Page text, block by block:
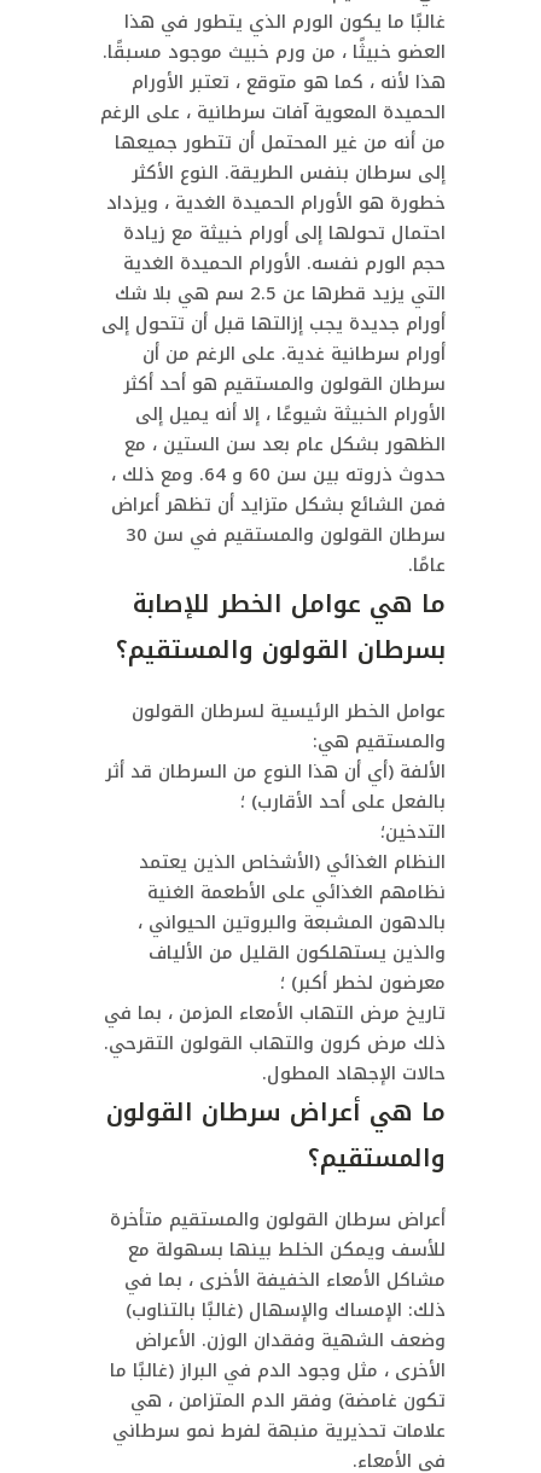
غالبًا ما يكون الورم الذي يتطور في هذا
العضو خبيثًا ، من ورم خبيث موجود مسبقًا.
هذا لأنه ، كما هو متوقع ، تعتبر الأورام
الحميدة المعوية آفات سرطانية ، على الرغم
من أنه من غير المحتمل أن تتطور جميعها
إلى سرطان بنفس الطريقة. النوع الأكثر
خطورة هو الأورام الحميدة الغدية ، ويزداد
احتمال تحولها إلى أورام خبيثة مع زيادة
حجم الورم نفسه. الأورام الحميدة الغدية
التي يزيد قطرها عن 2.5 سم هي بلا شك
أورام جديدة يجب إزالتها قبل أن تتحول إلى
أورام سرطانية غدية. على الرغم من أن
سرطان القولون والمستقيم هو أحد أكثر
الأورام الخبيثة شيوعًا ، إلا أنه يميل إلى
الظهور بشكل عام بعد سن الستين ، مع
حدوث ذروته بين سن 60 و 64. ومع ذلك ،
فمن الشائع بشكل متزايد أن تظهر أعراض
سرطان القولون والمستقيم في سن 30
عامًا.
ما هي عوامل الخطر للإصابة
بسرطان القولون والمستقيم؟
عوامل الخطر الرئيسية لسرطان القولون
والمستقيم هي:
الألفة (أي أن هذا النوع من السرطان قد أثر
بالفعل على أحد الأقارب) ؛
التدخين؛
النظام الغذائي (الأشخاص الذين يعتمد
نظامهم الغذائي على الأطعمة الغنية
بالدهون المشبعة والبروتين الحيواني ،
والذين يستهلكون القليل من الألياف
معرضون لخطر أكبر) ؛
تاريخ مرض التهاب الأمعاء المزمن ، بما في
ذلك مرض كرون والتهاب القولون التقرحي.
حالات الإجهاد المطول.
ما هي أعراض سرطان القولون
والمستقيم؟
أعراض سرطان القولون والمستقيم متأخرة
للأسف ويمكن الخلط بينها بسهولة مع
مشاكل الأمعاء الخفيفة الأخرى ، بما في
ذلك: الإمساك والإسهال (غالبًا بالتناوب)
وضعف الشهية وفقدان الوزن. الأعراض
الأخرى ، مثل وجود الدم في البراز (غالبًا ما
تكون غامضة) وفقر الدم المتزامن ، هي
علامات تحذيرية منبهة لفرط نمو سرطاني
في الأمعاء.